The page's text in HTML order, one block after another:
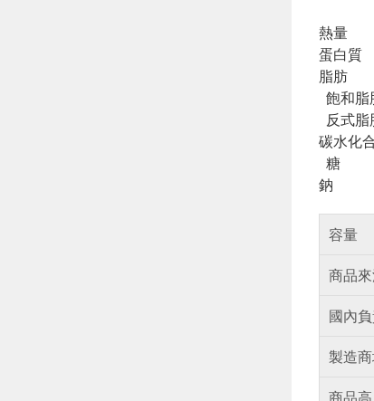
熱量
蛋白質
脂肪
飽和脂
反式脂
碳水化
糖
鈉
容量
商品
國內
製造